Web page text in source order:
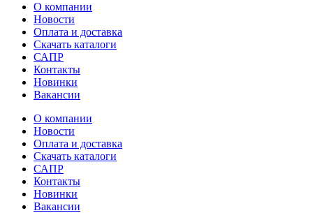
О компании
Новости
Оплата и доставка
Скачать каталоги
САПР
Контакты
Новинки
Вакансии
О компании
Новости
Оплата и доставка
Скачать каталоги
САПР
Контакты
Новинки
Вакансии